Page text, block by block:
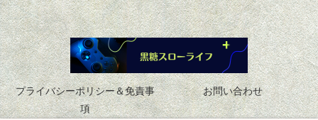
プライバシーポリシー＆免責事
項
お問い合わせ